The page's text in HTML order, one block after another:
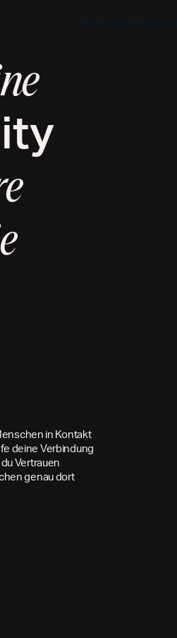
in Kontakt
deine Verbindung
Vertrauen
genau dort